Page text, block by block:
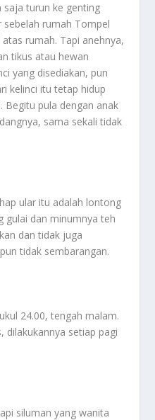
saja turun ke genting
rumah Tompel
rumah. Tapi anehnya,
tikus atau hewan
yang disediakan, pun
kelinci itu tetap hidup
Begitu pula dengan anak
sama sekali tidak
ular itu adalah lontong
gulai dan minumnya teh
dan tidak juga
tidak sembarangan.
24.00, tengah malam.
dilakukannya setiap pagi
siluman yang wanita